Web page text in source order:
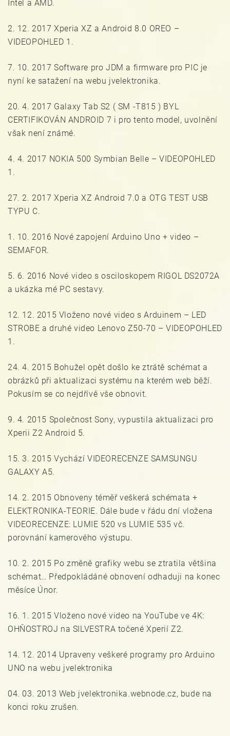
Intel a AMD.
2. 12. 2017 Xperia XZ a Android 8.0 OREO –
VIDEOPOHLED 1.
7. 10. 2017 Software pro JDM a firmware pro PIC je
nyní ke satažení na webu jvelektronika.
20. 4. 2017 Galaxy Tab S2 ( SM -T815 ) BYL
CERTIFIKOVÁN ANDROID 7 i pro tento model, uvolnění
však není známé.
4. 4. 2017 NOKIA 500 Symbian Belle – VIDEOPOHLED
1.
27. 2. 2017 Xperia XZ Android 7.0 a OTG TEST USB
TYPU C.
1. 10. 2016 Nové zapojení Arduino Uno + video –
SEMAFOR.
5. 6. 2016 Nové video s osciloskopem RIGOL DS2072A
a ukázka mé PC sestavy.
12. 12. 2015 Vloženo nové video s Arduinem – LED
STROBE a druhé video Lenovo Z50-70 – VIDEOPOHLED
1.
24. 4. 2015 Bohužel opět došlo ke ztrátě schémat a
obrázků při aktualizaci systému na kterém web běží.
Pokusím se co nejdřívě vše obnovit.
9. 4. 2015 Společnost Sony, vypustila aktualizaci pro
Xperii Z2 Android 5.
15. 3. 2015 Vychází VIDEORECENZE SAMSUNGU
GALAXY A5.
14. 2. 2015 Obnoveny téměř veškerá schémata +
ELEKTRONIKA-TEORIE. Dále bude v řádu dní vložena
VIDEORECENZE: LUMIE 520 vs LUMIE 535 vč.
porovnání kamerového výstupu.
10. 2. 2015 Po změně grafiky webu se ztratila většina
schémat… Předpokládáné obnovení odhaduji na konec
měsíce Únor.
16. 1. 2015 Vloženo nové video na YouTube ve 4K:
OHŇOSTROJ na SILVESTRA točené Xperií Z2.
14. 12. 2014 Upraveny veškeré programy pro Arduino
UNO na webu jvelektronika
04. 03. 2013 Web jvelektronika.webnode.cz, bude na
konci roku zrušen.